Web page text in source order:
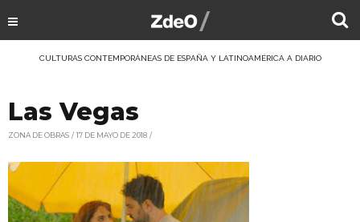
CULTURAS CONTEMPORÁNEAS DE ESPAÑA Y LATINOAMÉRICA A DIARIO
Las Vegas
ZONA DE OBRAS 17 DE MAYO DE 2018